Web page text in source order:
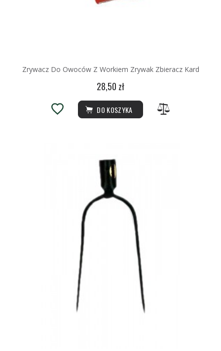
Zrywacz Do Owoców Z Workiem Zrywak Zbieracz Kard
28,50 zł
DO KOSZYKA